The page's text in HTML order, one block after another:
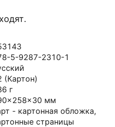
5-9287-2310-1
(Картон)
г
мм
- картонная обложка,
страницы